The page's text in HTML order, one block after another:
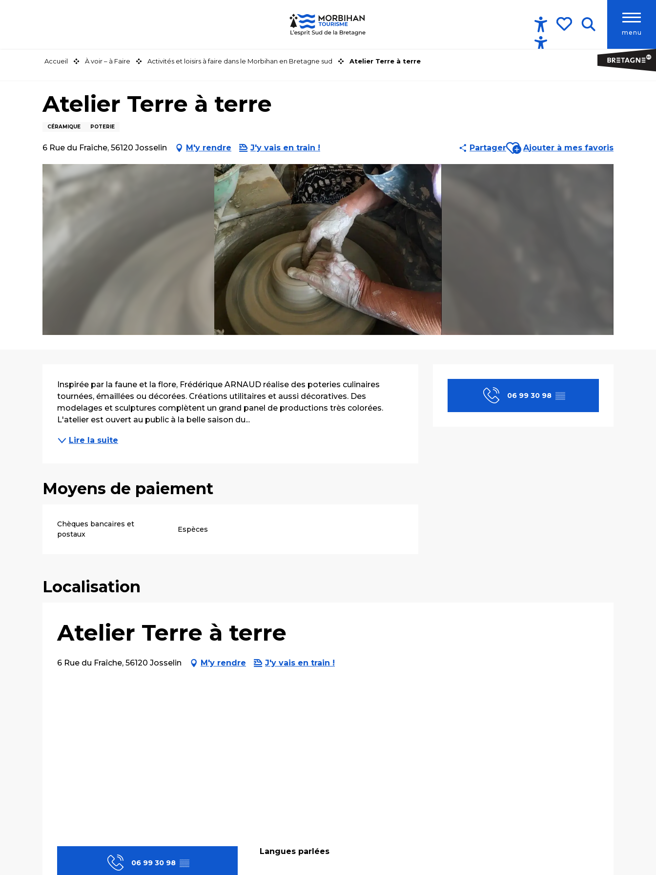
menu
Accessibilité
Accueil À voir – à Faire Activités et loisirs à faire dans le Morbihan en Bretagne sud Atelier Terre à terre
Atelier Terre à terre
CÉRAMIQUE POTERIE
6 Rue du Fraîche, 56120 Josselin M'y rendre J'y vais en train ! PartagerAjouter aux favoris
Ajouter à mes favoris
Ouverture et
06 99 30 98 ▒▒
Description
Inspirée par la faune et la flore, Frédérique ARNAUD réalise des poteries culinaires
tournées, émaillées ou décorées. Créations utilitaires et aussi décoratives. Des
modelages et sculptures complètent un grand panel de productions très colorées.
L'atelier est ouvert au public à la belle saison du...
Lire la suite
Moyens de paiement
Chèques bancaires et
postaux
Espèces
Localisation
Atelier Terre à terre
6 Rue du Fraîche, 56120 Josselin M'y rendre J'y vais en train !
06 99 30 98 ▒▒
Langues parlées
Langues parlées